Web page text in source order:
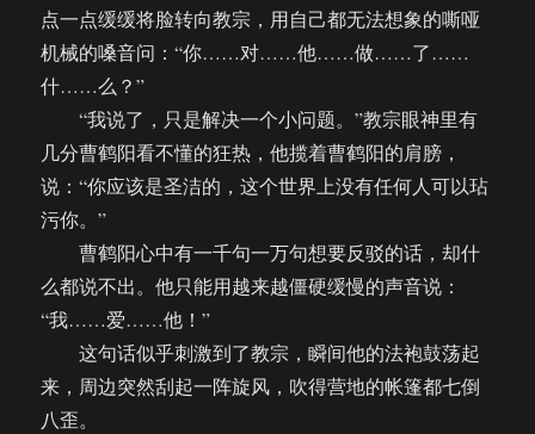
点一点缓缓将脸转向教宗，用自己都无法想象的嘶哑
机械的嗓音问：“你……对……他……做……了……
什……么？”
“我说了，只是解决一个小问题。”教宗眼神里有
几分曹鹤阳看不懂的狂热，他揽着曹鹤阳的肩膀，
说：“你应该是圣洁的，这个世界上没有任何人可以玷
污你。”
曹鹤阳心中有一千句一万句想要反驳的话，却什
么都说不出。他只能用越来越僵硬缓慢的声音说：
“我……爱……他！”
这句话似乎刺激到了教宗，瞬间他的法袍鼓荡起
来，周边突然刮起一阵旋风，吹得营地的帐篷都七倒
八歪。